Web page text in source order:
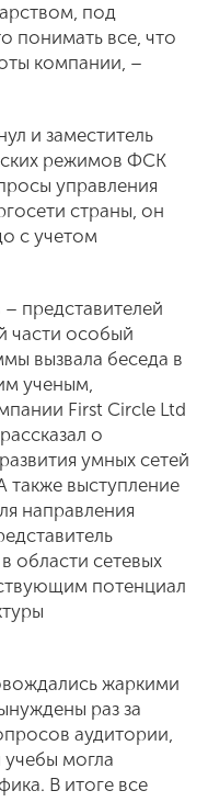
под
понимать все, что
компании, –
и заместитель
режимов ФСК
управления
страны, он
с учетом
представителей
части особый
вызвала беседа в
ученым,
First Circle Ltd
о
умных сетей
также выступление
направления
области сетевых
потенциал
жаркими
раз за
аудитории,
могла
В итоге все